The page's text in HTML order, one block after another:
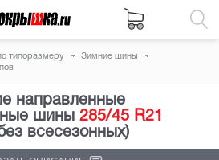
типоразмеру
Зимние шины
направленные
шины 285/45 R21
всесезонных)